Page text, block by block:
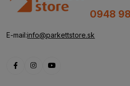
0948
E-mail:info@parkettstore.sk